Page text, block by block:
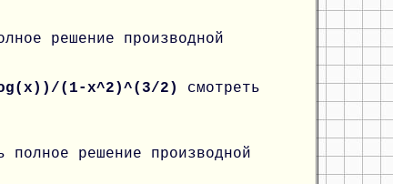
решение производной
(1-x^2)^(3/2) смотреть
полное решение производной